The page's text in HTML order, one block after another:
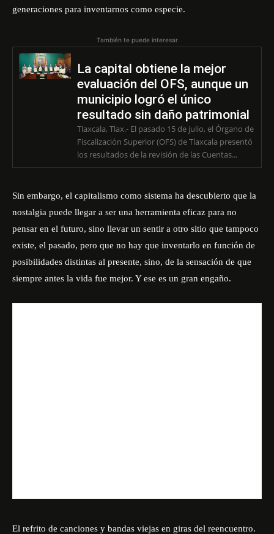
generaciones para inventarnos como especie.
También te puede interesar
La capital obtiene la mejor
evaluación del OFS, aunque un
municipio logró el único
resultado sin daño patrimonial
Tlaxcala, Tlax.- El pasado 15 de julio, el Órgano de
Fiscalización Superior (OFS) de Tlaxcala presentó
los resultados de la revisión de las Cuentas...
Sin embargo, el capitalismo como sistema ha descubierto que la
nostalgia puede llegar a ser una herramienta eficaz para no
pensar en el futuro, sino llevar un sentir a otro sitio que tampoco
existe, el pasado, pero que no hay que inventarlo en función de
posibilidades distintas al presente, sino, de la sensación de que
siempre antes la vida fue mejor. Y ese es un gran engaño.
El refrito de canciones y bandas viejas en giras del reencuentro.